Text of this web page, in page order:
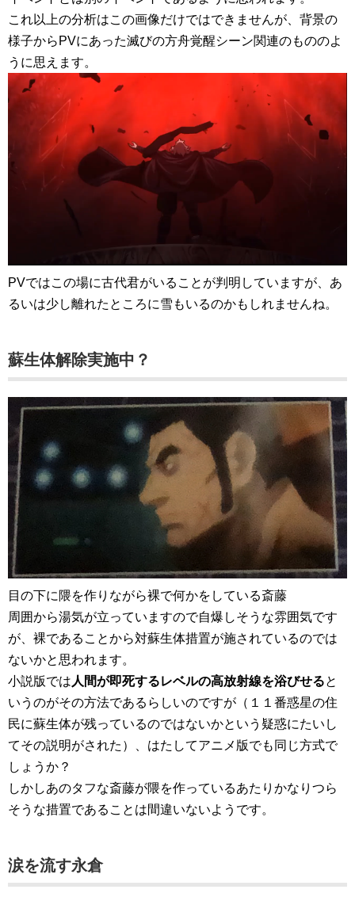
これ以上の分析はこの画像だけではできませんが、背景の
様子からPVにあった滅びの方舟覚醒シーン関連のもののよ
うに思えます。
PVではこの場に古代君がいることが判明していますが、あ
るいは少し離れたところに雪もいるのかもしれませんね。
蘇生体解除実施中？
目の下に隈を作りながら裸で何かをしている斎藤
周囲から湯気が立っていますので自爆しそうな雰囲気です
が、裸であることから対蘇生体措置が施されているのでは
ないかと思われます。
小説版では 人間が即死するレベルの高放射線を浴びせると
いうのがその方法であるらしいのですが（１１番惑星の住
民に蘇生体が残っているのではないかという疑惑にたいし
てその説明がされた）、はたしてアニメ版でも同じ方式で
しょうか？
しかしあのタフな斎藤が隈を作っているあたりかなりつら
そうな措置であることは間違いないようです。
涙を流す永倉